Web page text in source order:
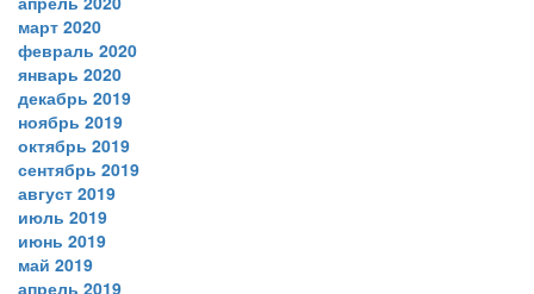
март 2020
февраль 2020
январь 2020
декабрь 2019
ноябрь 2019
октябрь 2019
сентябрь 2019
август 2019
июль 2019
июнь 2019
май 2019
апрель 2019